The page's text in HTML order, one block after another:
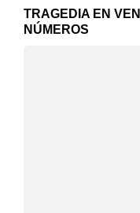
TRAGEDIA EN
NÚMEROS